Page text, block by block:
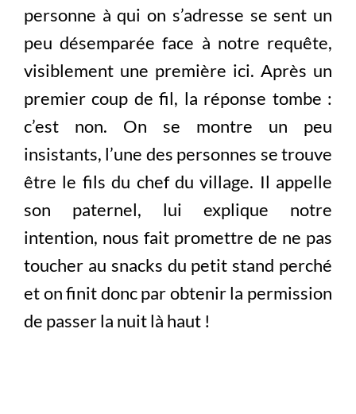
personne à qui on s’adresse se sent un
peu désemparée face à notre requête,
visiblement une première ici. Après un
premier coup de fil, la réponse tombe :
c’est non. On se montre un peu
insistants, l’une des personnes se trouve
être le fils du chef du village. Il appelle
son paternel, lui explique notre
intention, nous fait promettre de ne pas
toucher au snacks du petit stand perché
et on finit donc par obtenir la permission
de passer la nuit là haut !